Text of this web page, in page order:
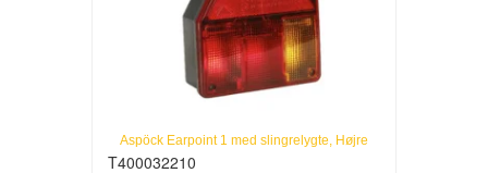
Aspöck Earpoint 1 med slingrelygte, Højre
T400032210